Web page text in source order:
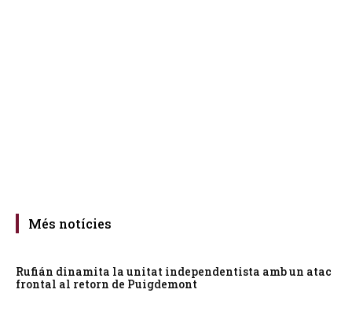
Més notícies
Rufián dinamita la unitat independentista amb un atac
frontal al retorn de Puigdemont